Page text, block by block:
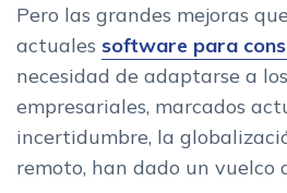
Pero las grandes mejoras
actuales software para
necesidad de adaptarse a
empresariales, marcados
incertidumbre, la
remoto, han dado un vuelco